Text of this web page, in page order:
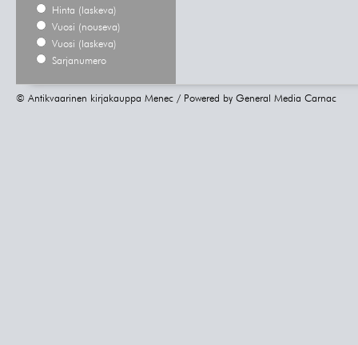
Hinta (laskeva)
Vuosi (nouseva)
Vuosi (laskeva)
Sarjanumero
© Antikvaarinen kirjakauppa Menec / Powered by General Media Carnac